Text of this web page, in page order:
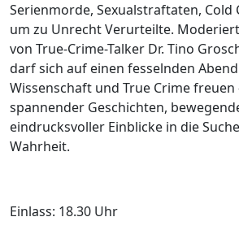
Serienmorde, Sexualstraftaten, Cold
um zu Unrecht Verurteilte.
von True-Crime-Talker Dr. Tino
darf sich auf einen fesselnden
Wissenschaft und True Crime freuen
spannender Geschichten,
eindrucksvoller Einblicke in die
Wahrheit.
Einlass: 18.30 Uhr